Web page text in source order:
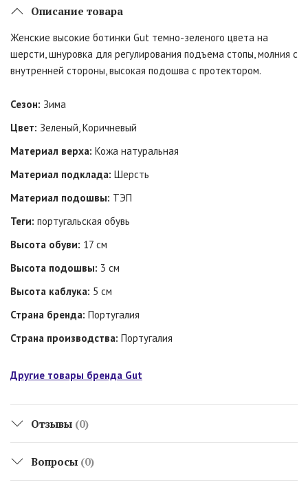
Описание товара
Женские высокие ботинки Gut темно-зеленого цвета на
шерсти, шнуровка для регулирования подъема стопы, молния с
внутренней стороны, высокая подошва с протектором.
Сезон: Зима
Цвет: Зеленый, Коричневый
Материал верха: Кожа натуральная
Материал подклада: Шерсть
Материал подошвы: ТЭП
Теги: португальская обувь
Высота обуви: 17 см
Высота подошвы: 3 см
Высота каблука: 5 см
Страна бренда: Португалия
Страна производства: Португалия
Другие товары бренда Gut
Отзывы (0)
Вопросы (0)